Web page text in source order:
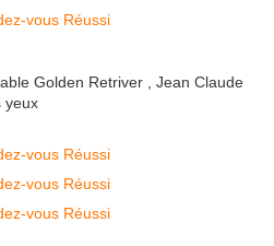
Golden Retriver , Jean Claude
yeux